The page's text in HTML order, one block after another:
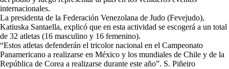
internacionales.
La presidenta de la Federación Venezolana de Judo (Fevejudo),
Katiuska Santaella, explicó que en esta actividad se escogerá a un total
de 32 atletas (16 masculino y 16 femenino).
“Estos atletas defenderán el tricolor nacional en el Campeonato
Panamericano a realizarse en México y los mundiales de Chile y de la
República de Corea a realizarse durante este año”. S. Piñeiro